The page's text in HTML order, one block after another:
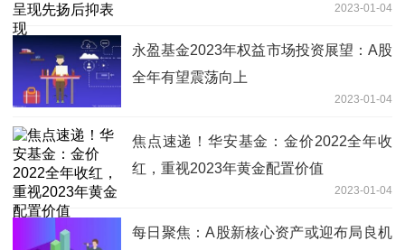
2023-01-04
永盈基金2023年权益市场投资展望：A股
全年有望震荡向上
2023-01-04
焦点速递！华安基金：金价2022全年收
红，重视2023年黄金配置价值
2023-01-04
每日聚焦：A股新核心资产或迎布局良机